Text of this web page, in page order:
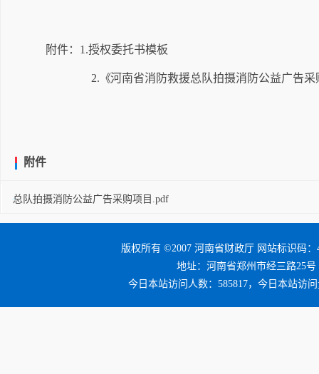
附件： 1.授权委托书模板
2. 《河南省消防救援总队拍摄消防公益广告采
附件
总队拍摄消防公益广告采购项目.pdf
版权所有 ©2007 河南省财政厅 网站标识码：
地址：河南省郑州市经三路25号
今日本站访问人数：585817，今日本站访